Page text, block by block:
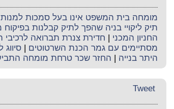
מומחה בית המשפט אינו בעל סמכות
תיק ליקויי בניה שהפך לתיק קבלנות
החניון המכני | חדירת צנרת תברואה לרכיבי
מסתיימים עם גמר הכנת השרטוטים | סיווג
היתר בנייה | החזר שכר טרחת מומחה
Tweet